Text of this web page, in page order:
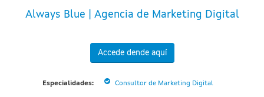
Always Blue | Agencia de Marketing Digital
Accede dende aquí
Especialidades: Consultor de Marketing Digital